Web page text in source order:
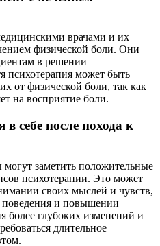
врачами и их
физической боли. Они
в решении
психотерапия может быть
от физической боли, так как
на восприятие боли.
себе после похода к
заметить положительные
психотерапии. Это может
своих мыслей и чувств,
и повышении
более глубоких изменений и
длительное